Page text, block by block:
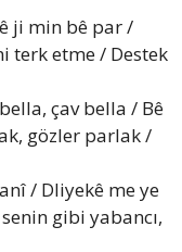
ji min bê par /
terk etme / Destek
çav bella / Bê
gözler parlak /
/ Dliyekê me ye
gibi yabancı,